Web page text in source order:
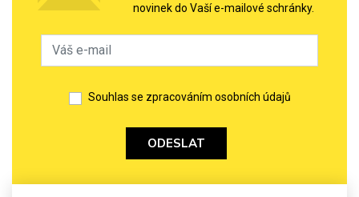
novinek do Vaší e-mailové schránky.
Souhlas se zpracováním osobních údajů
ODESLAT